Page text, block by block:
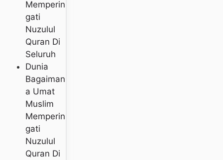
Bagaiman
A Umat
Muslim
Memperin
Gati
Nuzulul
Quran Di